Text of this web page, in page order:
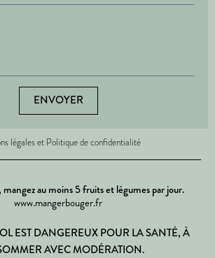
ENVOYER
légales et Politique de confidentialité
au moins 5 fruits et légumes par jour.
www.mangerbouger.fr
EST DANGEREUX POUR LA SANTÉ, À
AVEC MODÉRATION.